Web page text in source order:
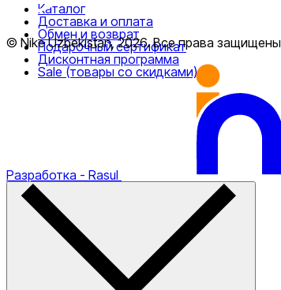
Каталог
Доставка и оплата
Обмен и возврат
Подарочный сертификат
Дисконтная программа
Sale (товары со скидками)
© Nike Uzbekistan,2026.Все права защищены
Разработка - Rasul